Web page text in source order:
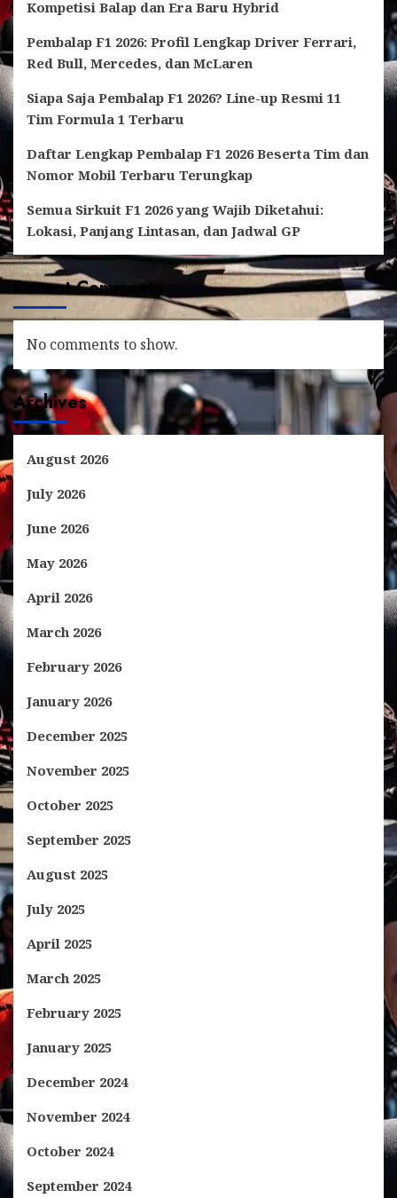
Kompetisi Balap dan Era Baru Hybrid
Pembalap F1 2026: Profil Lengkap Driver Ferrari,
Red Bull, Mercedes, dan McLaren
Siapa Saja Pembalap F1 2026? Line-up Resmi 11
Tim Formula 1 Terbaru
Daftar Lengkap Pembalap F1 2026 Beserta Tim dan
Nomor Mobil Terbaru Terungkap
Semua Sirkuit F1 2026 yang Wajib Diketahui:
Lokasi, Panjang Lintasan, dan Jadwal GP
Recent Comments
No comments to show.
Archives
August 2026
July 2026
June 2026
May 2026
April 2026
March 2026
February 2026
January 2026
December 2025
November 2025
October 2025
September 2025
August 2025
July 2025
April 2025
March 2025
February 2025
January 2025
December 2024
November 2024
October 2024
September 2024